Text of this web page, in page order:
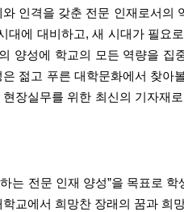
인격을 갖춘 전문 인재로서의
대에 대비하고, 새 시대가 필요
양성에 학교의 모든 역량을 집
젊고 푸른 대학문화에서 찾아
장실무를 위한 최신의 기자재
는 전문 인재 양성”을 목표로
교에서 희망찬 장래의 꿈과 희